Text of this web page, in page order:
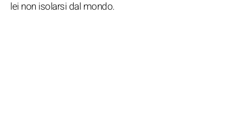
lei non isolarsi dal mondo.